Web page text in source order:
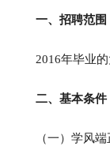
一、招聘范围
2016年毕业
二、基本条件
（一）学风